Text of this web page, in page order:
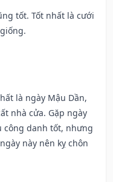
tốt. Tốt nhất là cưới
là ngày Mậu Dần,
nhà cửa. Gặp ngày
công danh tốt, nhưng
này nên kỵ chôn